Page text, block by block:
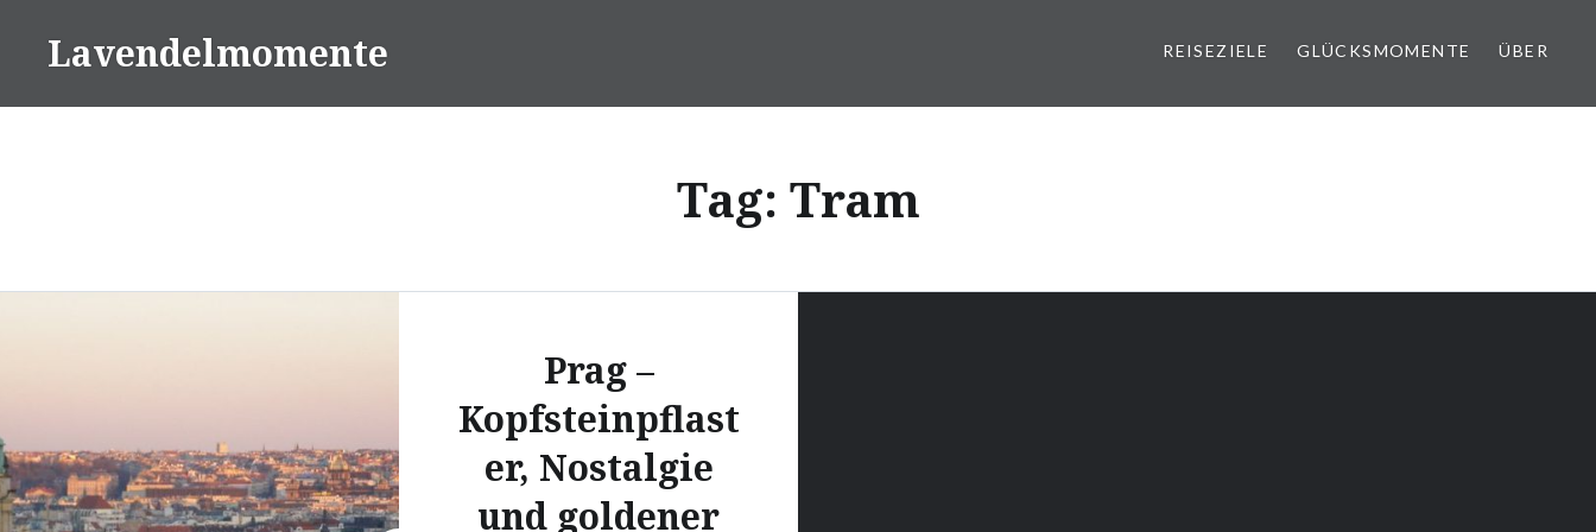
Lavendelmomente REISEZIELE GLÜCKSMOMENTE ÜBER
Tag: Tram
Prag –
Kopfsteinpflast
er, Nostalgie
und goldener